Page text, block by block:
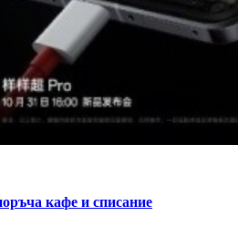
кафе и списание